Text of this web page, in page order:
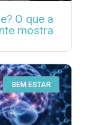
O que a
mostra
BEM ESTAR